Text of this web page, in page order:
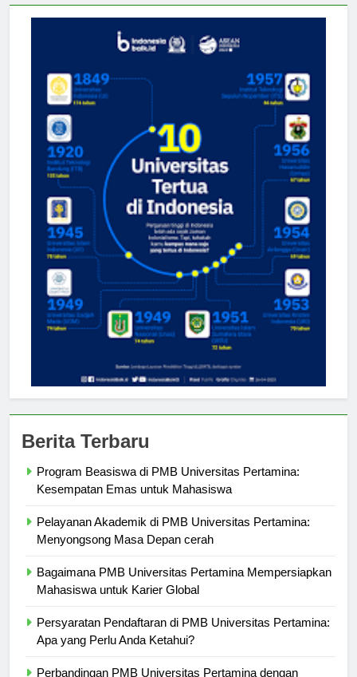
Berita Terbaru
Program Beasiswa di PMB Universitas Pertamina:
Pelayanan Akademik di PMB Universitas Pertamina:
Bagaimana PMB Universitas Pertamina Mempersiapkan
Persyaratan Pendaftaran di PMB Universitas Pertamina: